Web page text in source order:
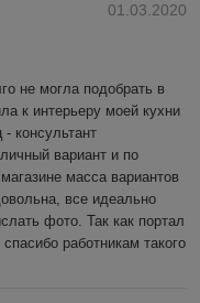
01.03.2020
не могла подобрать в
к интерьеру моей кухни
консультант
вариант и по
масса вариантов
все идеально
фото. Так как портал
работникам такого